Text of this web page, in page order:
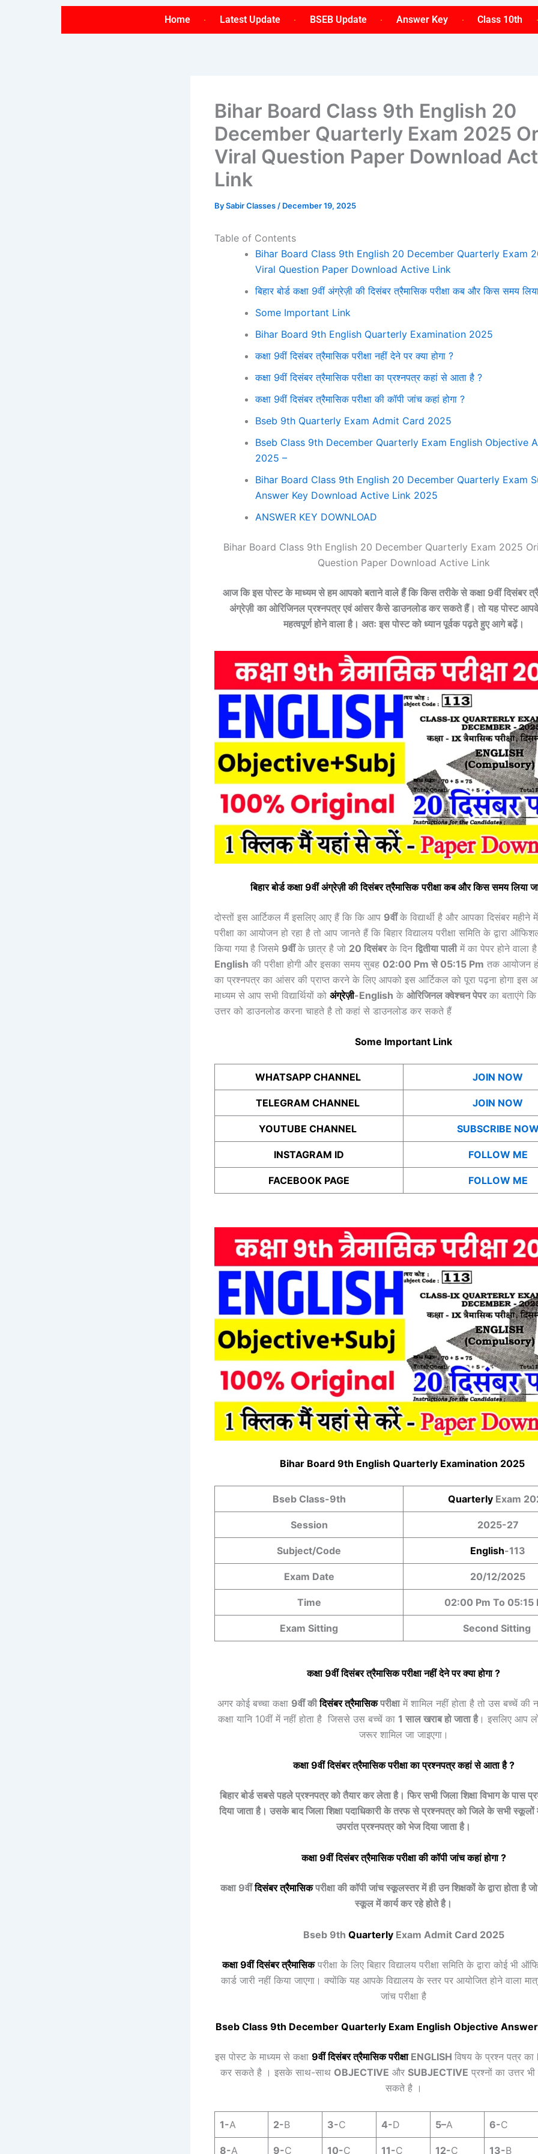
Home Latest Update BSEB Update Answer Key Class 10th
Bihar Board Class 9th English 20
December Quarterly Exam 2025
Viral Question Paper Download
Link
BySabir Classes / December 19, 2025
Table of Contents
Bihar Board Class 9th English 20 December Quarterly Exam
Viral Question Paper Download Active Link
बिहार बोर्ड कक्षा 9वीं अंग्रेज़ी की दिसंबर त्रैमासिक परीक्षा कब और किस समय
Some Important Link
Bihar Board 9th English Quarterly Examination 2025
कक्षा 9वीं दिसंबर त्रैमासिक परीक्षा नहीं देने पर क्या होगा ?
कक्षा 9वीं दिसंबर त्रैमासिक परीक्षा का प्रश्नपत्र कहां से आता है ?
कक्षा 9वीं दिसंबर त्रैमासिक परीक्षा की कॉपी जांच कहां होगा ?
Bseb 9th Quarterly Exam Admit Card 2025
Bseb Class 9th December Quarterly Exam English Objective
2025 –
Bihar Board Class 9th English 20 December Quarterly Exam
Answer Key Download Active Link 2025
ANSWER KEY DOWNLOAD
Bihar Board Class 9th English 20 December Quarterly Exam 2025
Question Paper Download Active Link
आज कि इस पोस्ट के माध्यम से हम आपको बताने वाले हैं कि किस तरीके से कक्षा 9वीं दिसंबर
अंग्रेज़ी का ओरिजिनल प्रश्नपत्र एवं आंसर कैसे डाउनलोड कर सकते हैं। तो यह पोस्ट
महत्वपूर्ण होने वाला है। अतः इस पोस्ट को ध्यान पूर्वक पढ़ते हुए आगे बढ़ें।
बिहार बोर्ड कक्षा 9वींअंग्रेज़ी कीदिसंबर त्रैमासिक परीक्षा कब और किस समय लिया
दोस्तों इस आर्टिकल मैं इसलिए आए हैं कि कि आप 9वींके विद्यार्थी है और आपका दिसंबर महीने
परीक्षा का आयोजन हो रहा है तो आप जानते हैं कि बिहार विद्यालय परीक्षा समिति के द्वारा
किया गया है जिसमे 9वींके छात्र है जो 20 दिसंबरके दिन द्वितीया पालीमें का पेपर होने वाला
English की परीक्षा होगी और इसका समय सुबह 02:00 Pm से 05:15 Pm तक आयोजन
का प्रश्नपत्र का आंसर की प्राप्त करने के लिए आपको इस आर्टिकल को पूरा पढ़ना होगा इस
माध्यम से आप सभी विद्यार्थियों को अंग्रेज़ी-English के ओरिजिनल क्वेश्चन पेपरका बताएंगे
उत्तर को डाउनलोड करना चाहते है तो कहां से डाउनलोड कर सकते हैं
Some Important Link
WHATSAPP CHANNEL JOIN NOW
TELEGRAM CHANNEL JOIN NOW
YOUTUBE CHANNEL SUBSCRIBE
INSTAGRAM ID FOLLOW ME
FACEBOOK PAGE FOLLOW ME
Bihar Board 9th English Quarterly Examination 2025
Bseb Class-9th QuarterlyExam
Session 2025-27
Subject/Code English-113
Exam Date 20/12/2025
Time 02:00 Pm To 05:15
Exam Sitting Second Sitting
कक्षा 9वींदिसंबर त्रैमासिकपरीक्षा नहीं देने पर क्या होगा ?
अगर कोई बच्चा कक्षा 9वीं कीदिसंबर त्रैमासिकपरीक्षामें शामिल नहीं होता है तो उस बच्चें की
कक्षा यानि 10वीं में नहीं होता है जिससे उस बच्चें का 1 साल खराब हो जाता है। इसलिए आप
जरूर शामिल जा जाइएगा।
कक्षा 9वींदिसंबर त्रैमासिकपरीक्षा का प्रश्नपत्र कहां से आता है ?
बिहार बोर्ड सबसे पहले प्रश्नपत्र को तैयार कर लेता है। फिर सभी जिला शिक्षा विभाग के पास
दिया जाता है। उसके बाद जिला शिक्षा पदाधिकारी के तरफ से प्रश्नपत्र को जिले के सभी स्कूलों
उपरांत प्रश्नपत्र को भेज दिया जाता है।
कक्षा 9वींदिसंबर त्रैमासिकपरीक्षा की कॉपी जांच कहां होगा ?
कक्षा 9वींदिसंबर त्रैमासिकपरीक्षा की कॉपी जांच स्कूलस्तर में ही उन शिक्षकों के द्वारा होता है
स्कूल में कार्य कर रहे होते है।
Bseb 9th QuarterlyExam Admit Card 2025
कक्षा 9वींदिसंबर त्रैमासिकपरीक्षा के लिए बिहार विद्यालय परीक्षा समिति के द्वारा कोई भी
कार्ड जारी नहीं किया जाएगा। क्योंकि यह आपके विद्यालय के स्तर पर आयोजित होने वाला
जांच परीक्षा है
Bseb Class 9th December QuarterlyExam English Objective
इस पोस्ट के माध्यम से कक्षा 9वींदिसंबर त्रैमासिकपरीक्षाENGLISH विषय के प्रश्न पत्र का
कर सकते है । इसके साथ-साथ OBJECTIVE और SUBJECTIVE प्रश्नों का उत्तर
सकते है ।
1-A 2-B 3-C 4-D 5–A 6-C
8-A 9-C 10-C 11-C 12-C 13-B